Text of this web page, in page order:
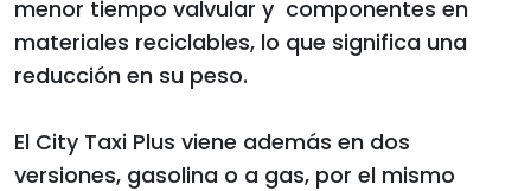
menor tiempo valvular y componentes en
materiales reciclables, lo que significa una
reducción en su peso.
El City Taxi Plus viene además en dos
versiones, gasolina o a gas, por el mismo